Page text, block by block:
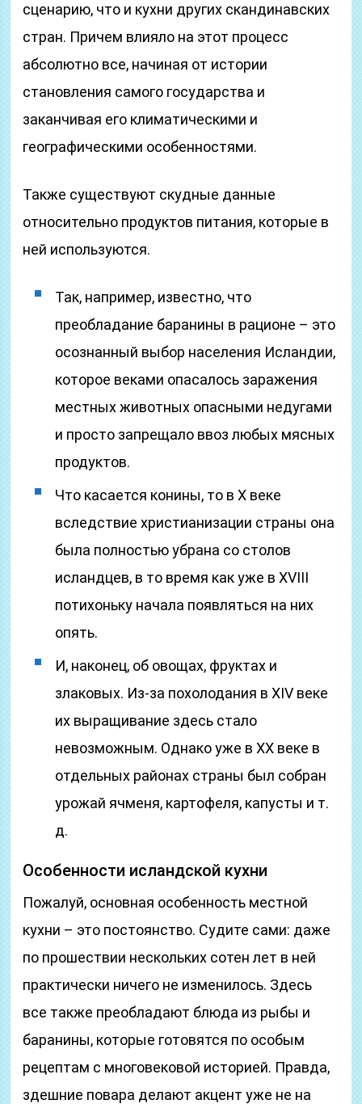
сценарию, что и кухни других скандинавских
стран. Причем влияло на этот процесс
абсолютно все, начиная от истории
становления самого государства и
заканчивая его климатическими и
географическими особенностями.
Также существуют скудные данные
относительно продуктов питания, которые в
ней используются.
Так, например, известно, что
преобладание баранины в рационе – это
осознанный выбор населения Исландии,
которое веками опасалось заражения
местных животных опасными недугами
и просто запрещало ввоз любых мясных
продуктов.
Что касается конины, то в Х веке
вследствие христианизации страны она
была полностью убрана со столов
исландцев, в то время как уже в ХVIII
потихоньку начала появляться на них
опять.
И, наконец, об овощах, фруктах и
злаковых. Из-за похолодания в XIV веке
их выращивание здесь стало
невозможным. Однако уже в ХХ веке в
отдельных районах страны был собран
урожай ячменя, картофеля, капусты и т.
д.
Особенности исландской кухни
Пожалуй, основная особенность местной
кухни – это постоянство. Судите сами: даже
по прошествии нескольких сотен лет в ней
практически ничего не изменилось. Здесь
все также преобладают блюда из рыбы и
баранины, которые готовятся по особым
рецептам с многовековой историей. Правда,
здешние повара делают акцент уже не на